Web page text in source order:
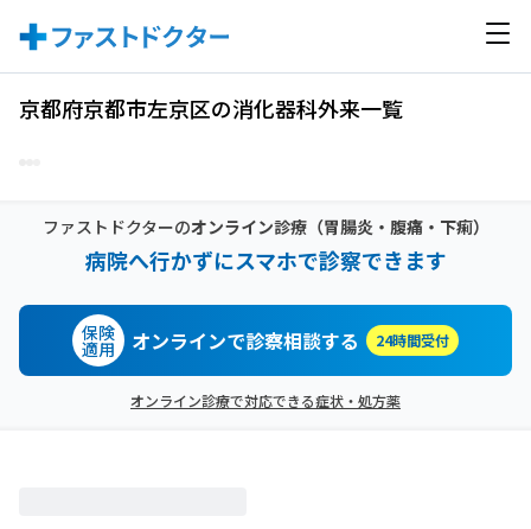
京都府京都市左京区の消化器科外来一覧
ファストドクターのオンライン診療（胃腸炎・腹痛・下痢）
病院へ行かずにスマホで診察できます
保険
適用 オンラインで診察相談する 24時間受付
オンライン診療で対応できる症状・処方薬